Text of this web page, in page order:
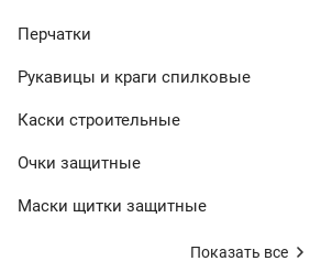
Перчатки
Рукавицы и краги спилковые
Каски строительные
Очки защитные
Маски щитки защитные
Показать все